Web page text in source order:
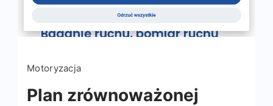
Motoryzacja
Plan zrównoważonej